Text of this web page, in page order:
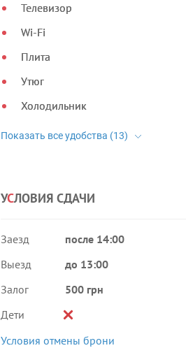
Телевизор
Wi-Fi
Плита
Утюг
Холодильник
УСЛОВИЯ СДАЧИ
Заезд
после 14:00
Выезд
до 13:00
Залог
500 грн
Дети
Условия отмены брони